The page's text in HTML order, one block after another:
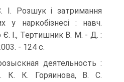
І. Розшук і затримання
у наркобізнесі : навч.
Є. І., Тертишник В. М. - Д. :
- 124 с.
деятельность :
К. К. Горяинова, В. С.